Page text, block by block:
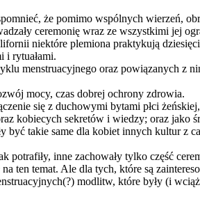
że pomimo wspólnych wierzeń,
ceremonię wraz ze wszystkimi jej
niektóre plemiona praktykują
i rytuałami.
menstruacyjnego oraz powiązanych z
mocy, czas dobrej ochrony zdrowia.
się z duchowymi bytami płci
kobiecych sekretów i wiedzy; oraz jako
takie same dla kobiet innych kultur z
inne zachowały tylko część
ten temat. Ale dla tych, które są
modlitw, które były (i